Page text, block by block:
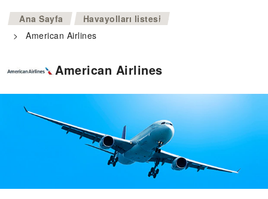
Ana Sayfa >
Havayolları listesi
>
American Airlines
American Airlines